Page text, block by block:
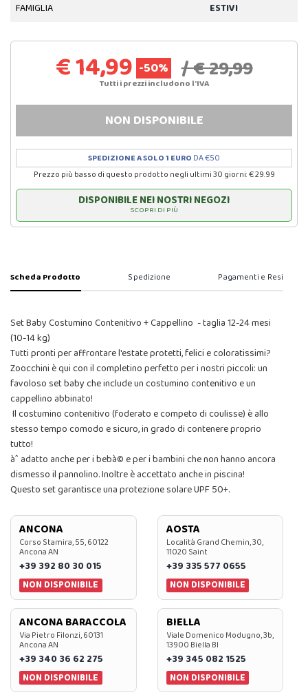
FAMIGLIA
ESTIVI
€ 14,99 -50% / € 29,99
Tutti i prezzi includono l'IVA
NON DISPONIBILE
SPEDIZIONE A SOLO 1 EURO DA €50
Prezzo più basso di questo prodotto negli ultimi 30 giorni: € 29.99
DISPONIBILE NEI NOSTRI NEGOZI
SCOPRI DI PIÙ
Scheda Prodotto Spedizione Pagamenti e Resi
Set Baby Costumino Contenitivo + Cappellino - taglia 12-24 mesi
(10-14 kg)
Tutti pronti per affrontare l'estate protetti, felici e coloratissimi?
Zoocchini è qui con il completino perfetto per i nostri piccoli: un
favoloso set baby che include un costumino contenitivo e un
cappellino abbinato!
Il costumino contenitivo (foderato e competo di coulisse) è allo
stesso tempo comodo e sicuro, in grado di contenere proprio
tutto!
àˆ adatto anche per i bebà© e per i bambini che non hanno ancora
dismesso il pannolino. Inoltre è accettato anche in piscina!
Questo set garantisce una protezione solare UPF 50+.
ANCONA
Corso Stamira, 55, 60122
Ancona AN
+39 392 80 30 015
NON DISPONIBILE
AOSTA
Località Grand Chemin, 30,
11020 Saint
+39 335 577 0655
NON DISPONIBILE
ANCONA BARACCOLA
Via Pietro Filonzi, 60131
Ancona AN
+39 340 36 62 275
NON DISPONIBILE
BIELLA
Viale Domenico Modugno, 3b,
13900 Biella BI
+39 345 082 1525
NON DISPONIBILE